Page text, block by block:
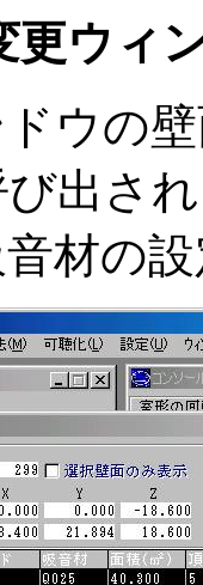
更ウィ
ウの
出さ
材の